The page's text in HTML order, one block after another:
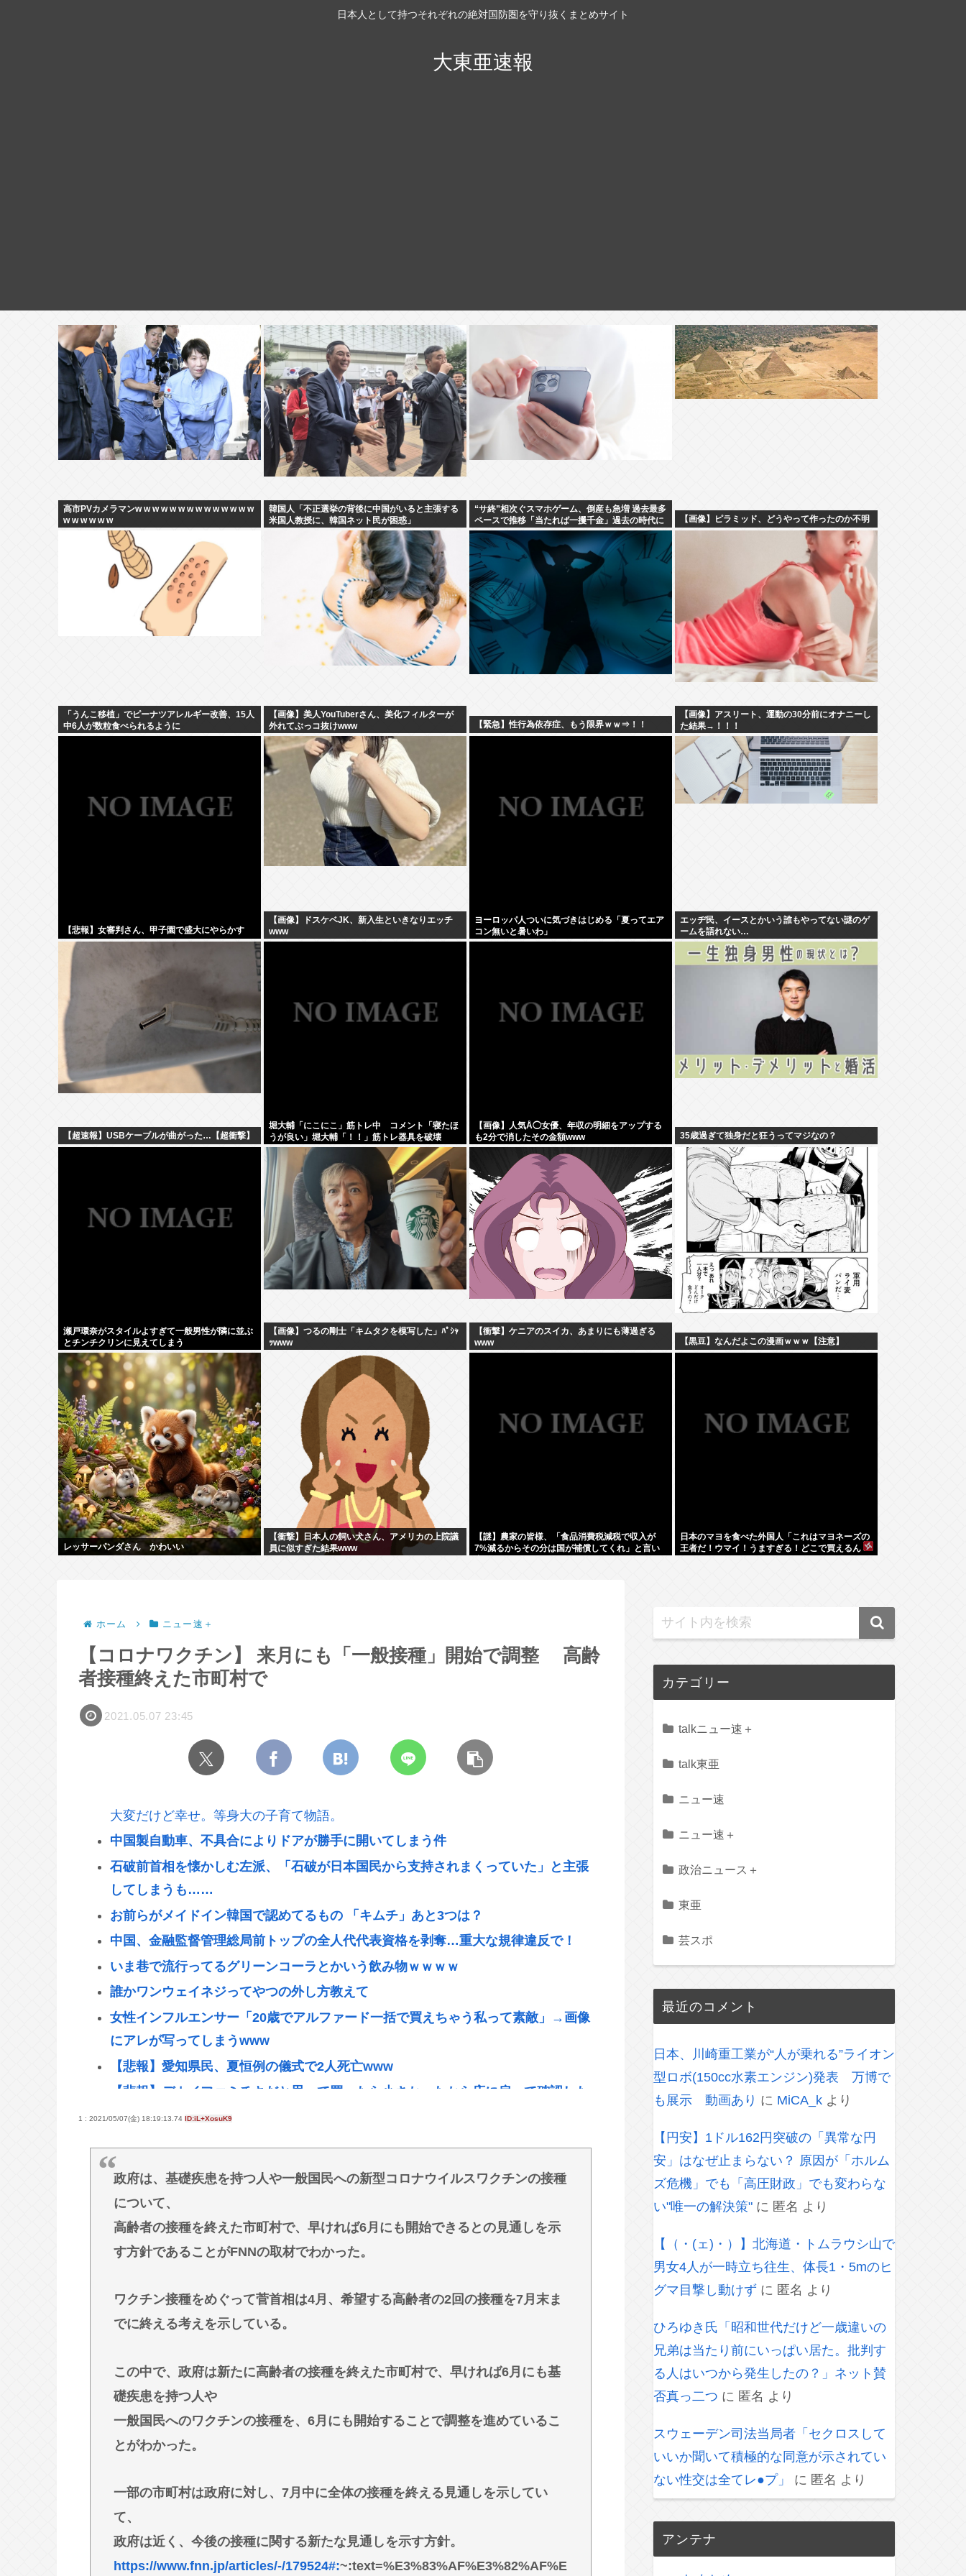
日本人として持つそれぞれの絶対国防圏を守り抜くまとめサイト
大東亜速報
高市PVカメラマンw w w w w w w w w w w w w w
w w w w w w
韓国人「不正選挙の背後に中国がいると主張する
米国人教授に、韓国ネット民が困惑」
“サ終”相次ぐスマホゲーム、倒産も急増 過去最多
ペースで推移「当たれば一攫千金」過去の時代に
【画像】ピラミッド、どうやって作ったのか不明
「うんこ移植」でピーナツアレルギー改善、15人
中6人が数粒食べられるように
【画像】美人YouTuberさん、美化フィルターが
外れてぶっコ抜けwww
【緊急】性行為依存症、もう限界ｗｗ⇒！！
【画像】アスリート、運動の30分前にオナニーし
た結果→！！！
【悲報】女審判さん、甲子園で盛大にやらかす
【画像】ドスケベJK、新入生といきなりエッチ
www
ヨーロッパ人ついに気づきはじめる「夏ってエア
コン無いと暑いわ」
エッヂ民、イースとかいう誰もやってない謎のゲ
ームを語れない…
【超速報】USBケーブルが曲がった…【超衝撃】
堀大輔「にこにこ」筋トレ中 コメント「寝たほ
うが良い」堀大輔「！！」筋トレ器具を破壊
【画像】人気Å◯女優、年収の明細をアップする
も2分で消したその金額www
35歳過ぎて独身だと狂うってマジなの？
瀬戸環奈がスタイルよすぎて一般男性が隣に並ぶ
とチンチクリンに見えてしまう
【画像】つるの剛士「キムタクを模写した」ﾊﾟｼｬ
ｯwww
【衝撃】ケニアのスイカ、あまりにも薄過ぎる
www
【黒豆】なんだよこの漫画ｗｗｗ【注意】
レッサーパンダさん かわいい
【衝撃】日本人の飼い犬さん、アメリカの上院議
員に似すぎた結果www
【謎】農家の皆様、「食品消費税減税で収入が
7%減るからその分は国が補償してくれ」と言い
日本のマヨを食べた外国人「これはマヨネーズの
王者だ！ウマイ！うますぎる！どこで買えるん
ホーム ニュー速＋
【コロナワクチン】 来月にも「一般接種」開始で調整 高齢
者接種終えた市町村で
2021.05.07 23:45
大変だけど幸せ。等身大の子育て物語。
中国製自動車、不具合によりドアが勝手に開いてしまう件
石破前首相を懐かしむ左派、「石破が日本国民から支持されまくっていた」と主張
してしまうも……
お前らがメイドイン韓国で認めてるもの 「キムチ」あと3つは？
中国、金融監督管理総局前トップの全人代代表資格を剥奪…重大な規律違反で！
いま巷で流行ってるグリーンコーラとかいう飲み物ｗｗｗｗ
誰かワンウェイネジってやつの外し方教えて
女性インフルエンサー「20歳でアルファード一括で買えちゃう私って素敵」→画像
にアレが写ってしまうwww
【悲報】愛知県民、夏恒例の儀式で2人死亡www
【悲報】デカイファミチキだと思って買ったら小さかったから店に戻って確認した
ら！！！！www
ファン付き作業着使用男性熱中症で死亡 スポーツドリンクやゼリー飲料持参も
[8/8]
ここにあるのに
林家パー子、認知症が進行「一人で外出られない」難聴で夫・ペーと「筆談」…自
1 : 2021/05/07(金) 18:19:13.74 ID:iL+XosuK9
政府は、基礎疾患を持つ人や一般国民への新型コロナウイルスワクチンの接種
について、
高齢者の接種を終えた市町村で、早ければ6月にも開始できるとの見通しを示
す方針であることがFNNの取材でわかった。
ワクチン接種をめぐって菅首相は4月、希望する高齢者の2回の接種を7月末ま
でに終える考えを示している。
この中で、政府は新たに高齢者の接種を終えた市町村で、早ければ6月にも基
礎疾患を持つ人や
一般国民へのワクチンの接種を、6月にも開始することで調整を進めているこ
とがわかった。
一部の市町村は政府に対し、7月中に全体の接種を終える見通しを示してい
て、
政府は近く、今後の接種に関する新たな見通しを示す方針。
https://www.fnn.jp/articles/-/179524#:~:text=%E3%83%AF%E3%82%AF%E
カテゴリー
talkニュー速＋
talk東亜
ニュー速
ニュー速＋
政治ニュース＋
東亜
芸スポ
最近のコメント
日本、川崎重工業が“人が乗れる”ライオン
型ロボ(150cc水素エンジン)発表 万博で
も展示 動画あり に MiCA_k より
【円安】1ドル162円突破の「異常な円
安」はなぜ止まらない？ 原因が「ホルム
ズ危機」でも「高圧財政」でも変わらな
い"唯一の解決策" に 匿名 より
【（・(ェ)・）】北海道・トムラウシ山で
男女4人が一時立ち往生、体長1・5mのヒ
グマ目撃し動けず に 匿名 より
ひろゆき氏「昭和世代だけど一歳違いの
兄弟は当たり前にいっぱい居た。批判す
る人はいつから発生したの？」ネット賛
否真っ二つ に 匿名 より
スウェーデン司法当局者「セクロスして
いいか聞いて積極的な同意が示されてい
ない性交は全てレ●プ」
に 匿名 より
アンテナ